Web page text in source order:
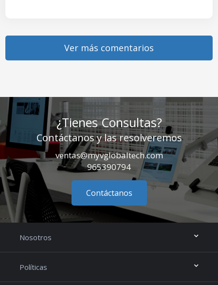
Ver más comentarios
¿Tienes Consultas?
Contáctanos y las resolveremos
ventas@myvglobaltech.com
965390794
Contáctanos
Nosotros
Políticas